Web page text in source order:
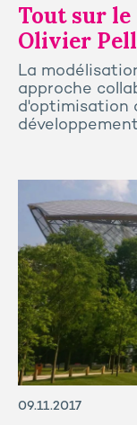
Tout sur le
Olivier
La
approche
d'optimisation
09.11.2017